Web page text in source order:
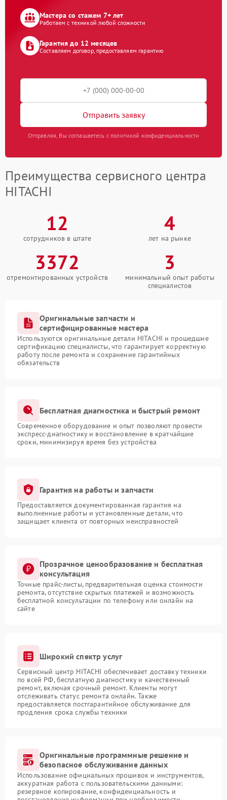
Мастера со стажем 7+ лет
Работаем с техникой любой сложности
Гарантия до 12 месяцев
Составляем договор, предоставляем гарантию
Отправить заявку
Отправляя, Вы соглашаетесь с политикой конфиденциальности
Преимущества сервисного центра
HITACHI
12
сотрудников в штате
4
лет на рынке
3372
отремонтированных устройств
3
минимальный опыт работы
специалистов
Оригинальные запчасти и
сертифицированные мастера
Используются оригинальные детали HITACHI и прошедшие
сертификацию специалисты, что гарантирует корректную
работу после ремонта и сохранение гарантийных
обязательств
Бесплатная диагностика и быстрый ремонт
Современное оборудование и опыт позволяют провести
экспресс-диагностику и восстановление в кратчайшие
сроки, минимизируя время без устройства
Гарантия на работы и запчасти
Предоставляется документированная гарантия на
выполненные работы и установленные детали, что
защищает клиента от повторных неисправностей
Прозрачное ценообразование и бесплатная
консультация
Точные прайс-листы, предварительная оценка стоимости
ремонта, отсутствие скрытых платежей и возможность
бесплатной консультации по телефону или онлайн на
сайте
Широкий спектр услуг
Сервисный центр HITACHI обеспечивает доставку техники
по всей РФ, бесплатную диагностику и качественный
ремонт, включая срочный ремонт. Клиенты могут
отслеживать статус ремонта онлайн. Также
предоставляется постгарантийное обслуживание для
продления срока службы техники
Оригинальные программные решение и
безопасное обслуживание данных
Использование официальных прошивок и инструментов,
аккуратная работа с пользовательскими данными:
резервное копирование, конфиденциальность и